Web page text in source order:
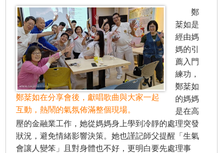
鄭棻如在分享會後，獻唱歌曲與大家一起
互動，熱鬧的氣氛佈滿整個現場。
鄭
棻如是
經由媽
媽的引
薦入門
練功，
鄭棻如
的媽媽
是在高
壓的金融業工作，她從媽媽身上學到冷靜的處理突發
狀況，避免情緒影響決策。她也謹記師父提醒「生氣
會讓人變笨」且對身體也不好，更明白要先處理事